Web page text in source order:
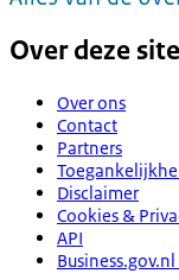
Over deze site
Over ons
Contact
Partners
Disclaimer
Cookies &
API